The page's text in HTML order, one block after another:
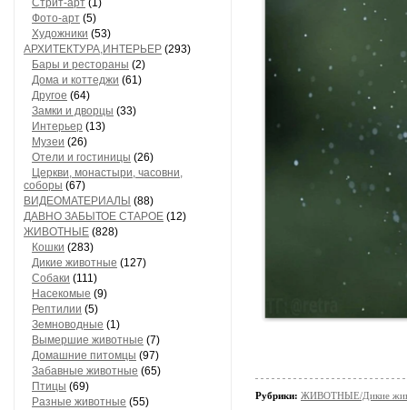
Стрит-арт (1)
Фото-арт (5)
Художники (53)
АРХИТЕКТУРА,ИНТЕРЬЕР (293)
Бары и рестораны (2)
Дома и коттеджи (61)
Другое (64)
Замки и дворцы (33)
Интерьер (13)
Музеи (26)
Отели и гостиницы (26)
Церкви, монастыри, часовни,
соборы (67)
ВИДЕОМАТЕРИАЛЫ (88)
ДАВНО ЗАБЫТОЕ СТАРОЕ (12)
ЖИВОТНЫЕ (828)
Кошки (283)
Дикие животные (127)
Собаки (111)
Насекомые (9)
Рептилии (5)
Земноводные (1)
Вымершие животные (7)
Домашние питомцы (97)
Забавные животные (65)
Птицы (69)
Разные животные (55)
Рубрики: ЖИВОТНЫЕ/Дикие